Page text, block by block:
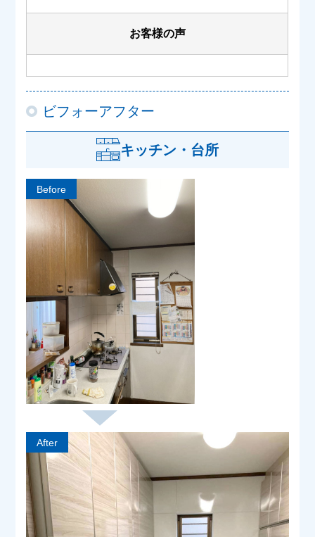
お客様の声
ビフォーアフター
キッチン・台所
Before
After